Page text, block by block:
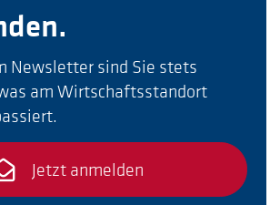
Newsletter sind Sie stets
am Wirtschaftsstandort
Jetzt anmelden